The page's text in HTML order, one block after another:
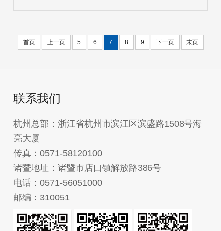
首页 上一页 5 6 7 8 9 下一页 末页
联系我们
杭州总部：浙江省杭州市滨江区滨盛路1508号海
亮大厦
传真：0571-58120100
诸暨地址：诸暨市店口镇解放路386号
电话：0571-56051000
邮编：310051